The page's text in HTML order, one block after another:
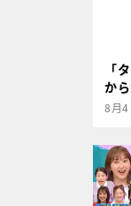
「
か
8月4